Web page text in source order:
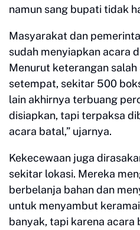
namun sang bupati tidak
Masyarakat dan
sudah menyiapkan acara
Menurut keterangan
setempat, sekitar 500
lain akhirnya terbuang
disiapkan, tapi terpaksa
acara batal,” ujarnya.
Kekecewaan juga
sekitar lokasi. Mereka
berbelanja bahan dan
untuk menyambut
banyak, tapi karena acara